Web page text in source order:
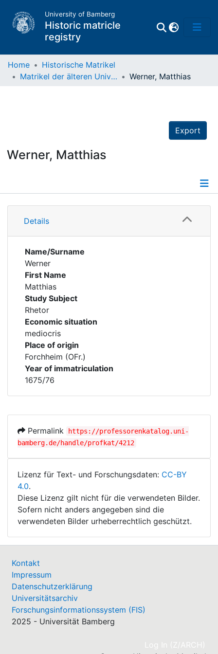
University of Bamberg
Historic matricle
registry
Home
Historische Matrikel
Matrikel der älteren Universität
Werner, Matthias
Export
Werner, Matthias
Details
Details
Name/Surname
Werner
First Name
Matthias
Study Subject
Rhetor
Economic situation
mediocris
Place of origin
Forchheim (OFr.)
Year of immatriculation
1675/76
Permalink
https://professorenkatalog.uni-
bamberg.de/handle/profkat/4212
Lizenz für Text- und Forschungsdaten: CC-BY
4.0.
Diese Lizenz gilt nicht für die verwendeten Bilder.
Sofern nicht anders angegeben sind die
verwendeten Bilder urheberrechtlich geschützt.
Kontakt
Impressum
Datenschutzerklärung
Universitätsarchiv
Forschungsinformationssystem (FIS)
2025 - Universität Bamberg
Log In (Z/ARCH)